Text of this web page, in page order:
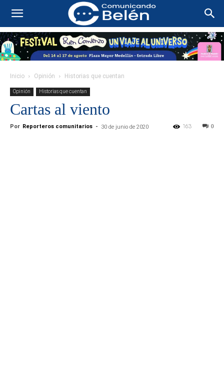
Inicio Opinión Historias que cuentan
Opinión Historias que cuentan
Cartas al viento
Por Reporteros comunitarios - 30 de junio de 2020 0
163